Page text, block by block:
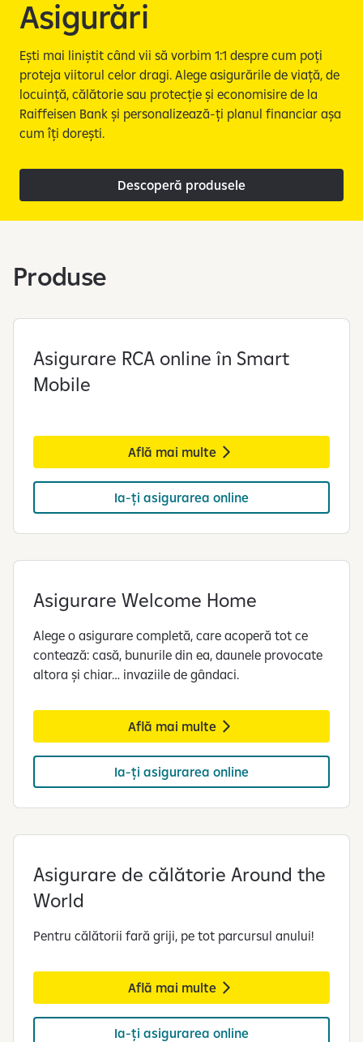
Asigurări
Ești mai liniștit când vii să vorbim 1:1 despre cum poți
proteja viitorul celor dragi. Alege asigurările de viață, de
locuință, călătorie sau protecție și economisire de la
Raiffeisen Bank și personalizează-ți planul financiar așa
cum îți dorești.
Descoperă produsele
Produse
Asigurare RCA online în Smart
Mobile
Află mai multe
Ia-ți asigurarea online
Asigurare Welcome Home
Alege o asigurare completă, care acoperă tot ce
contează: casă, bunurile din ea, daunele provocate
altora și chiar… invaziile de gândaci.
Află mai multe
Ia-ți asigurarea online
Asigurare de călătorie Around the
World
Pentru călătorii fară griji, pe tot parcursul anului!
Află mai multe
Ia-ți asigurarea online